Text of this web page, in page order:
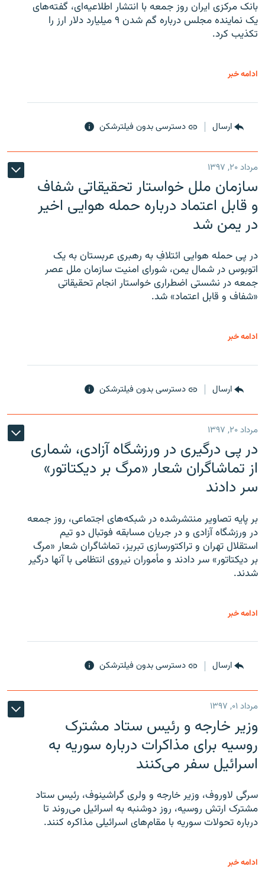
بانک مرکزی ایران روز جمعه با انتشار اطلاعیه‌ای، گفته‌های
یک نماینده مجلس درباره گم شدن ۹ میلیارد دلار ارز را
تکذیب کرد.
ادامه خبر
ارسال دسترسی بدون فیلترشکن
مرداد ۲۰, ۱۳۹۷
سازمان ملل خواستار تحقیقاتی شفاف
و قابل اعتماد درباره حمله هوایی اخیر
در یمن شد
در پی حمله هوایی ائتلافِ به رهبری عربستان به یک
اتوبوس در شمال یمن، شورای امنیت سازمان ملل عصر
جمعه در نشستی اضطراری خواستار انجام تحقیقاتی
«شفاف و قابل اعتماد» شد.
ادامه خبر
ارسال دسترسی بدون فیلترشکن
مرداد ۲۰, ۱۳۹۷
در پی درگیری در ورزشگاه آزادی، شماری
از تماشاگران شعار «مرگ بر دیکتاتور»
سر دادند
بر پایه تصاویر منتشرشده در شبکه‌های اجتماعی، روز جمعه
در ورزشگاه آزادی و در جریان مسابقه فوتبال دو تیم
استقلال تهران و تراکتورسازی تبریز، تماشاگران شعار «مرگ
بر دیکتاتور» سر دادند و مأموران نیروی انتظامی با آنها درگیر
شدند.
ادامه خبر
ارسال دسترسی بدون فیلترشکن
مرداد ۰۱, ۱۳۹۷
وزیر خارجه و رئیس‌ ستاد مشترک
روسیه برای مذاکرات درباره سوریه به
اسرائیل سفر می‌کنند
سرگی لاوروف، وزیر خارجه و ولری گراشینوف، رئیس ستاد
مشترک ارتش روسیه، روز دوشنبه به اسرائیل می‌روند تا
درباره تحولات سوریه با مقام‌های اسرائیلی مذاکره کنند.
ادامه خبر